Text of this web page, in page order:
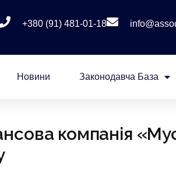
+380 (91) 481-01-18
Новини Законодавча База
компанія